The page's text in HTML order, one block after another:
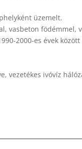
üzemelt.
vasbeton födémmel,
2000-es évek
vezetékes ivóvíz